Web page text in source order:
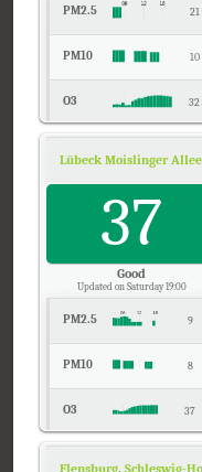
PM2.5 21
PM10 10
O3 32
Lübeck Moislinger
37
Good
Updated on Saturday 19:00
PM2.5 9
PM10 8
O3 37